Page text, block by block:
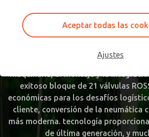
servicio de manufactIS, ROSS® es
único para la industria global del
La gama de servicios ofrecidos
competente en la racionalización y
exitoso bloque de 21 válvulas
económicas para los desafíos
cliente, conversión de la neumática
más moderna. tecnología
de última generación, y
Aceptar todas las
Ajustes